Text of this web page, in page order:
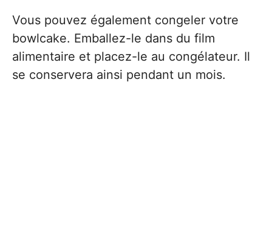
Vous pouvez également congeler votre
bowlcake. Emballez-le dans du film
alimentaire et placez-le au congélateur. Il
se conservera ainsi pendant un mois.